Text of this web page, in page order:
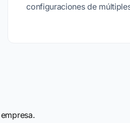
configuraciones de